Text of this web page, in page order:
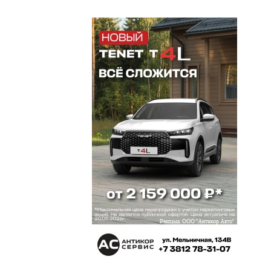
26 сентября 2023 в 06:23:
Что говорить «талантлив во всем
25 сентября 2023 в 22:15:
ЖКХ Екатеринбурга, Зерно Сибири, Вагоны Урала,
Колымские рассказы.
Младший лейтенант 25 сентября 2023 в 22:12:
А на ликеро-водочный пока нарядов нет
25 сентября 2023 в 21:16:
Все всё поняли.